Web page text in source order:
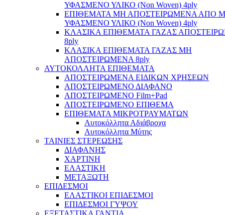
ΥΦΑΣΜΕΝΟ ΥΛΙΚΟ (Non Woven) 4ply
ΕΠΙΘΕΜΑΤΑ ΜΗ ΑΠΟΣΤΕΙΡΩΜΕΝΑ ΑΠΟ
ΥΦΑΣΜΕΝΟ ΥΛΙΚΟ (Non Woven) 4ply
ΚΛΑΣΙΚΑ ΕΠΙΘΕΜΑΤΑ ΓΑΖΑΣ
8ply
ΚΛΑΣΙΚΑ ΕΠΙΘΕΜΑΤΑ ΓΑΖΑΣ ΜΗ
ΑΠΟΣΤΕΙΡΩΜΕΝΑ 8ply
ΑΥΤΟΚΟΛΛΗΤΑ ΕΠΙΘΕΜΑΤΑ
ΑΠΟΣΤΕΙΡΩΜΕΝΑ ΕΙΔΙΚΩΝ ΧΡΗΣΕΩΝ
ΑΠΟΣΤΕΙΡΩΜΕΝΟ ΔΙΑΦΑΝΟ
ΑΠΟΣΤΕΙΡΩΜΕΝΟ Film+Pad
ΑΠΟΣΤΕΙΡΩΜΕΝΟ ΕΠΙΘΕΜΑ
ΕΠΙΘΕΜΑΤΑ ΜΙΚΡΟΤΡΑΥΜΑΤΩΝ
Αυτοκόλλητα Αδιάβροχα
Αυτοκόλλητα Μύτης
ΤΑΙΝΙΕΣ ΣΤΕΡΕΩΣΗΣ
ΔΙΑΦΑΝΗΣ
ΧΑΡΤΙΝΗ
ΕΛΑΣΤΙΚΗ
ΜΕΤΑΞΩΤΗ
ΕΠΙΔΕΣΜΟΙ
ΕΛΑΣΤΙΚΟΙ ΕΠΙΔΕΣΜΟΙ
ΕΠΙΔΕΣΜΟΙ ΓΥΨΟΥ
ΕΞΕΤΑΣΤΙΚΑ ΓΑΝΤΙΑ